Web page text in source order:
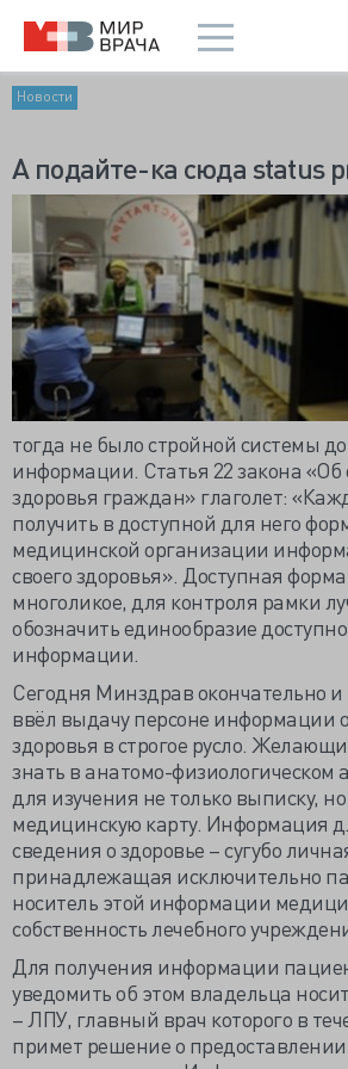
Новости
А подайте-ка сюда status
тогда не было стройной системы
информации. Статья 22 закона «Об
здоровья граждан» глаголет:
получить в доступной для него
медицинской организации
своего здоровья». Доступная
многоликое, для контроля рамки
обозначить единообразие
информации.
Сегодня Минздрав окончательно и
ввёл выдачу персоне информации
здоровья в строгое русло.
знать в анатомо-физиологическом
для изучения не только выписку,
медицинскую карту. Информация
сведения о здоровье – сугубо
принадлежащая исключительно
носитель этой информации
собственность лечебного
Для получения информации
уведомить об этом владельца
– ЛПУ, главный врач которого в
примет решение о